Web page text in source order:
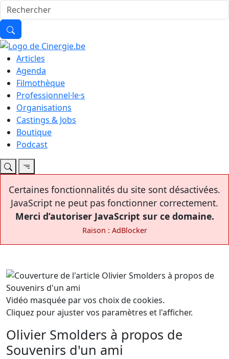
Articles
Agenda
Filmothèque
Professionnel·le·s
Organisations
Castings & Jobs
Boutique
Podcast
Certaines fonctionnalités du site sont désactivées.
JavaScript ne peut pas fonctionner correctement.
Merci d’autoriser JavaScript sur ce domaine.
Raison : AdBlocker
Vidéo masquée par vos choix de cookies.
Cliquez pour ajuster vos paramètres et l'afficher.
Olivier Smolders à propos de
Souvenirs d'un ami